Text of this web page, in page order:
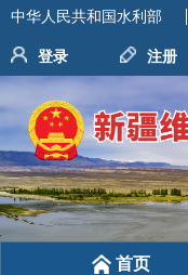
中华人民共和国水利部
登录 注册
首页